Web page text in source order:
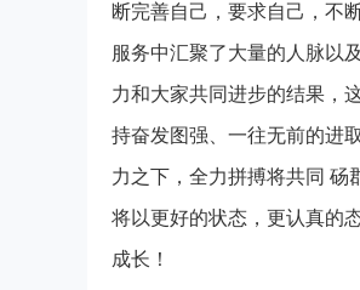
断完善自己，要求自己，不
服务中汇聚了大量的人脉以
力和大家共同进步的结果，
持奋发图强、一往无前的进
力之下，全力拼搏将共同 砀
将以更好的状态，更认真的
成长！